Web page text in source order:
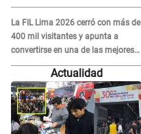
declaración: "Ahora vamos por
ellos"
La FIL Lima 2026 cerró con más de
400 mil visitantes y apunta a
convertirse en una de las mejores
ferias de Latinoamérica
Actualidad